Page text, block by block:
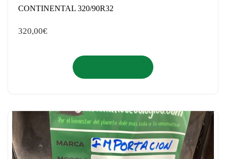
CONTINENTAL 320/90R32
320,00€